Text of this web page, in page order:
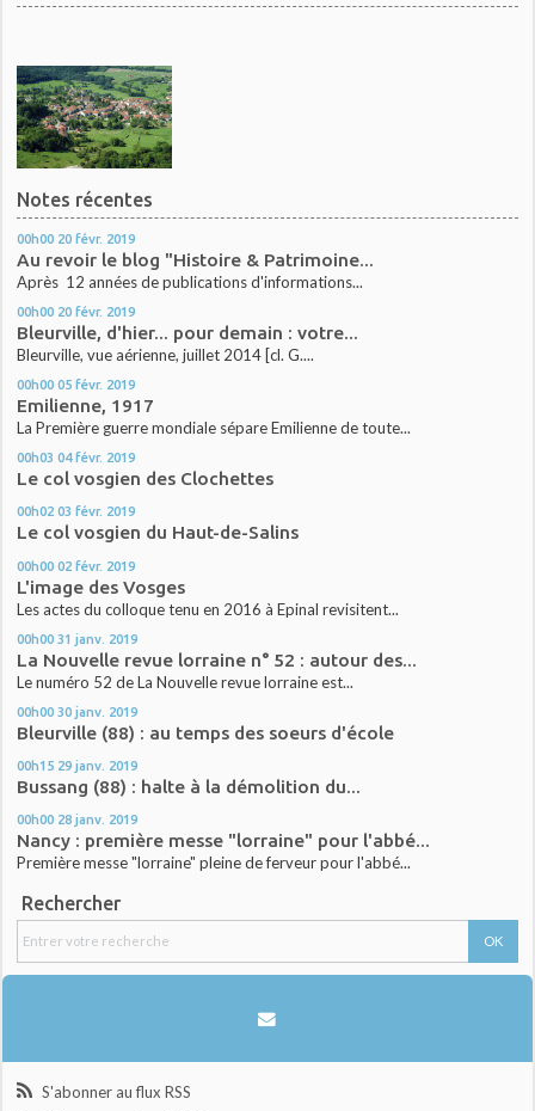
Notes récentes
00h00 20 févr. 2019
Au revoir le blog "Histoire & Patrimoine...
Après 12 années de publications d'informations...
00h00 20 févr. 2019
Bleurville, d'hier... pour demain : votre...
Bleurville, vue aérienne, juillet 2014 [cl. G....
00h00 05 févr. 2019
Emilienne, 1917
La Première guerre mondiale sépare Emilienne de toute...
00h03 04 févr. 2019
Le col vosgien des Clochettes
00h02 03 févr. 2019
Le col vosgien du Haut-de-Salins
00h00 02 févr. 2019
L'image des Vosges
Les actes du colloque tenu en 2016 à Epinal revisitent...
00h00 31 janv. 2019
La Nouvelle revue lorraine n° 52 : autour des...
Le numéro 52 de La Nouvelle revue lorraine est...
00h00 30 janv. 2019
Bleurville (88) : au temps des soeurs d'école
00h15 29 janv. 2019
Bussang (88) : halte à la démolition du...
00h00 28 janv. 2019
Nancy : première messe "lorraine" pour l'abbé...
Première messe "lorraine" pleine de ferveur pour l'abbé...
Rechercher
S'abonner au flux RSS